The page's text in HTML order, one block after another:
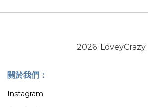
2026 LoveyCrazy
關於我們：
Instagram